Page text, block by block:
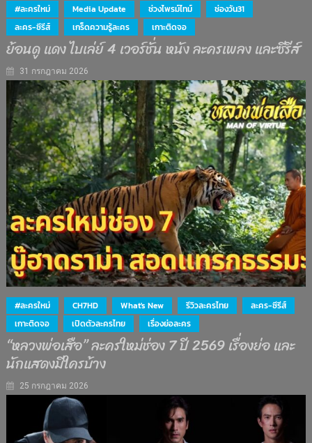
#ละครใหม่ Media Update ช่วงไพรม์ไทม์
ช่องวัน31
ละคร-ซีรีส์
เกร็ดความรู้ละคร เกาะติดจอ
ย้อนดู แดง ไบเล่ย์ 4 เวอร์ชั่น หนัง ละครเพลง และซีรีส์
31 กรกฎาคม 2026
#ละครใหม่ CH7HD What's New รีวิวละครไทย
ละคร-ซีรีส์
เกาะติดจอ
เปิดตัวละครไทย เรื่องย่อละคร
“หลวงพ่อเสือ” ละครใหม่ช่อง 7 ปี 2569 เรื่องย่อ และ
นักแสดงมีใครบ้าง
25 กรกฎาคม 2026